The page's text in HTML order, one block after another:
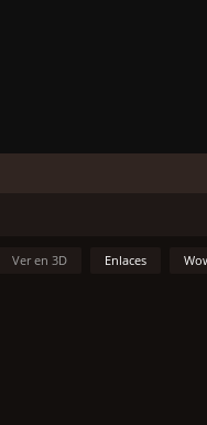
Enlaces
Ver en 3D